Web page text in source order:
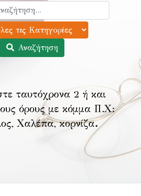
Αναζήτηση
ταυτόχρονα 2 ή και
όρους με κόμμα Π.Χ:
Χαλέπα, κορνίζα.